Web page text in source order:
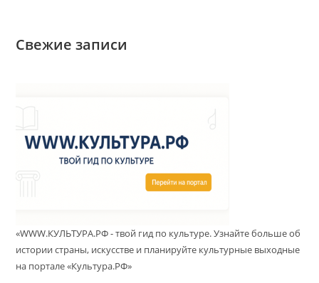
Свежие записи
«WWW.КУЛЬТУРА.РФ - твой гид по культуре. Узнайте больше об
истории страны, искусстве и планируйте культурные выходные
на портале «Культура.РФ»